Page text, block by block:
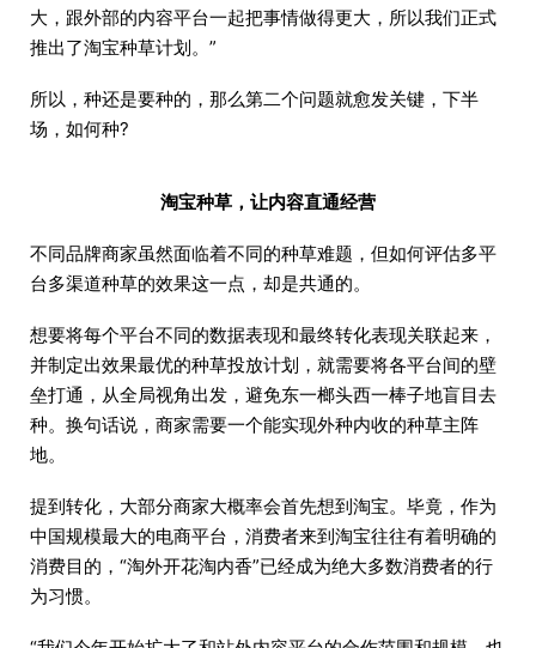
大，跟外部的内容平台一起把事情做得更大，所以我们正式
推出了淘宝种草计划。”
所以，种还是要种的，那么第二个问题就愈发关键，下半
场，如何种?
淘宝种草，让内容直通经营
不同品牌商家虽然面临着不同的种草难题，但如何评估多平
台多渠道种草的效果这一点，却是共通的。
想要将每个平台不同的数据表现和最终转化表现关联起来，
并制定出效果最优的种草投放计划，就需要将各平台间的壁
垒打通，从全局视角出发，避免东一榔头西一棒子地盲目去
种。换句话说，商家需要一个能实现外种内收的种草主阵
地。
提到转化，大部分商家大概率会首先想到淘宝。毕竟，作为
中国规模最大的电商平台，消费者来到淘宝往往有着明确的
消费目的，“淘外开花淘内香”已经成为绝大多数消费者的行
为习惯。